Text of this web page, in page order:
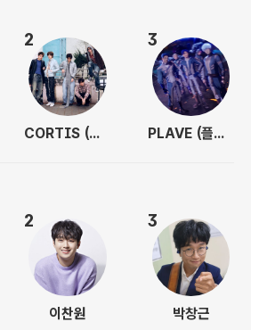
2
CORTIS (코르티스)
3
PLAVE (플레이브)
2
이찬원
3
박창근